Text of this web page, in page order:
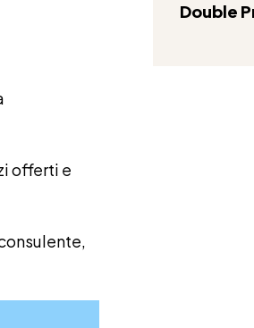
offerti e
Double